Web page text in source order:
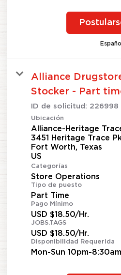
Español
Alliance
Stocker - Part
ID de solicitud: 226998
Ubicación
Alliance-Heritage
3451 Heritage Trace
Fort Worth, Texas
Categorías
Store Operations
Tipo de puesto
Part Time
Pago Mínimo
USD $18.50/Hr.
JOBS.TAGS
USD $18.50/Hr.
Disponibilidad Requerida
Mon-Sun 10pm-8:30am